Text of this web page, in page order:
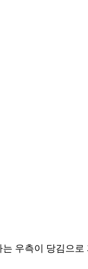
우측이 당김으로